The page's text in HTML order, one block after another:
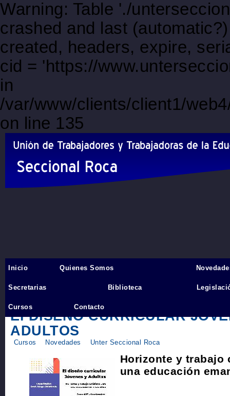
Warning: Table './
crashed and last
created, headers, expire,
cid = 'https://
in
/var/www/clients/client1/
on line 135
Inicio›
Cursos
El DISEÑO CURRICULAR
ADULTOS
Cursos Novedades Unter Seccional Roca
Horizonte y trabajo
una educación
Inicio Quienes Somos
Secretarias Biblioteca
Cursos Contacto